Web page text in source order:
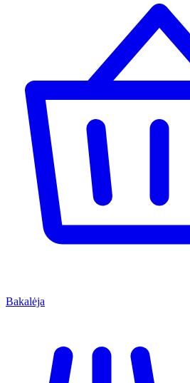
Bakalėja